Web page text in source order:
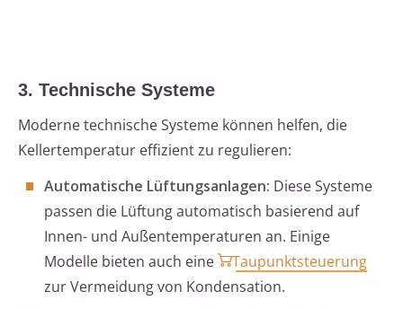
3. Technische Systeme
Moderne technische Systeme können helfen, die
Kellertemperatur effizient zu regulieren:
Automatische Lüftungsanlagen: Diese Systeme
passen die Lüftung automatisch basierend auf
Innen- und Außentemperaturen an. Einige
Modelle bieten auch eine
Taupunktsteuerung
zur Vermeidung von Kondensation.